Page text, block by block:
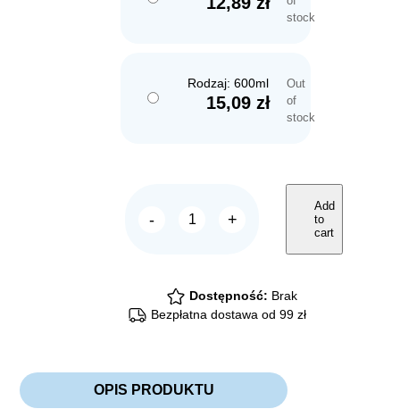
stock
Rodzaj: 600ml
15,09zł
Out
of
stock
-
FERPLAST
+
Add
to
cart
Dostępność: Brak
Bezpłatna dostawa od 99 zł
OPIS PRODUKTU